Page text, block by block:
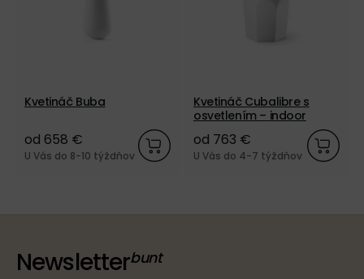
Kvetináč Buba
od 658 €
U Vás do 8-10 týždňov
Kvetináč Cubalibre s
osvetlením – indoor
od 763 €
U Vás do 4-7 týždňov
Newsletter